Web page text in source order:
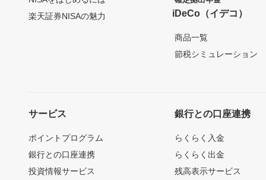
楽天証券NISAの魅力
iDeCo（イデコ）
商品一覧
節税シミュレーション
サービス
ポイントプログラム
銀行との口座連携
投資情報サービス
銀行との口座連携
らくらく入金
らくらく出金
残高表示サービス